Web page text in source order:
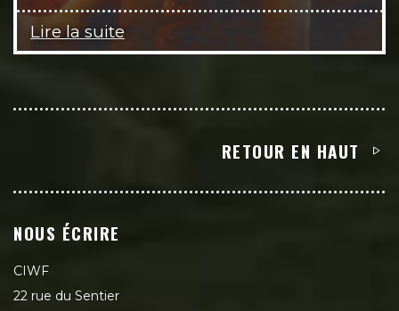
Lire la suite
RETOUR EN HAUT
NOUS ÉCRIRE
CIWF
22 rue du Sentier